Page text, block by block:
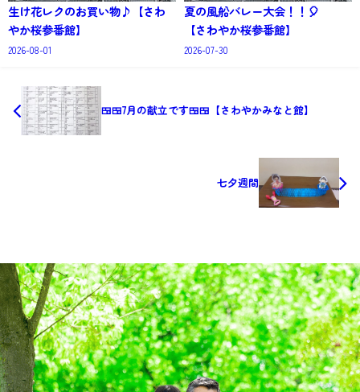
生け花レクのお買い物♪【さわ
やか桜参番館】
2026-08-01
夏の風船バレー大会！！🎈
【さわやか桜参番館】
2026-07-30
🍱🍱7月の献立です🍱🍱【さわやかみなと館】
七夕週間